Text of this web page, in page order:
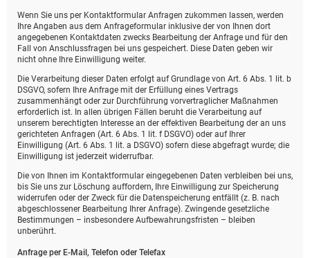
Wenn Sie uns per Kontaktformular Anfragen zukommen lassen, werden
Ihre Angaben aus dem Anfrageformular inklusive der von Ihnen dort
angegebenen Kontaktdaten zwecks Bearbeitung der Anfrage und für den
Fall von Anschlussfragen bei uns gespeichert. Diese Daten geben wir
nicht ohne Ihre Einwilligung weiter.
Die Verarbeitung dieser Daten erfolgt auf Grundlage von Art. 6 Abs. 1 lit. b
DSGVO, sofern Ihre Anfrage mit der Erfüllung eines Vertrags
zusammenhängt oder zur Durchführung vorvertraglicher Maßnahmen
erforderlich ist. In allen übrigen Fällen beruht die Verarbeitung auf
unserem berechtigten Interesse an der effektiven Bearbeitung der an uns
gerichteten Anfragen (Art. 6 Abs. 1 lit. f DSGVO) oder auf Ihrer
Einwilligung (Art. 6 Abs. 1 lit. a DSGVO) sofern diese abgefragt wurde; die
Einwilligung ist jederzeit widerrufbar.
Die von Ihnen im Kontaktformular eingegebenen Daten verbleiben bei uns,
bis Sie uns zur Löschung auffordern, Ihre Einwilligung zur Speicherung
widerrufen oder der Zweck für die Datenspeicherung entfällt (z. B. nach
abgeschlossener Bearbeitung Ihrer Anfrage). Zwingende gesetzliche
Bestimmungen – insbesondere Aufbewahrungsfristen – bleiben
unberührt.
Anfrage per E-Mail, Telefon oder Telefax